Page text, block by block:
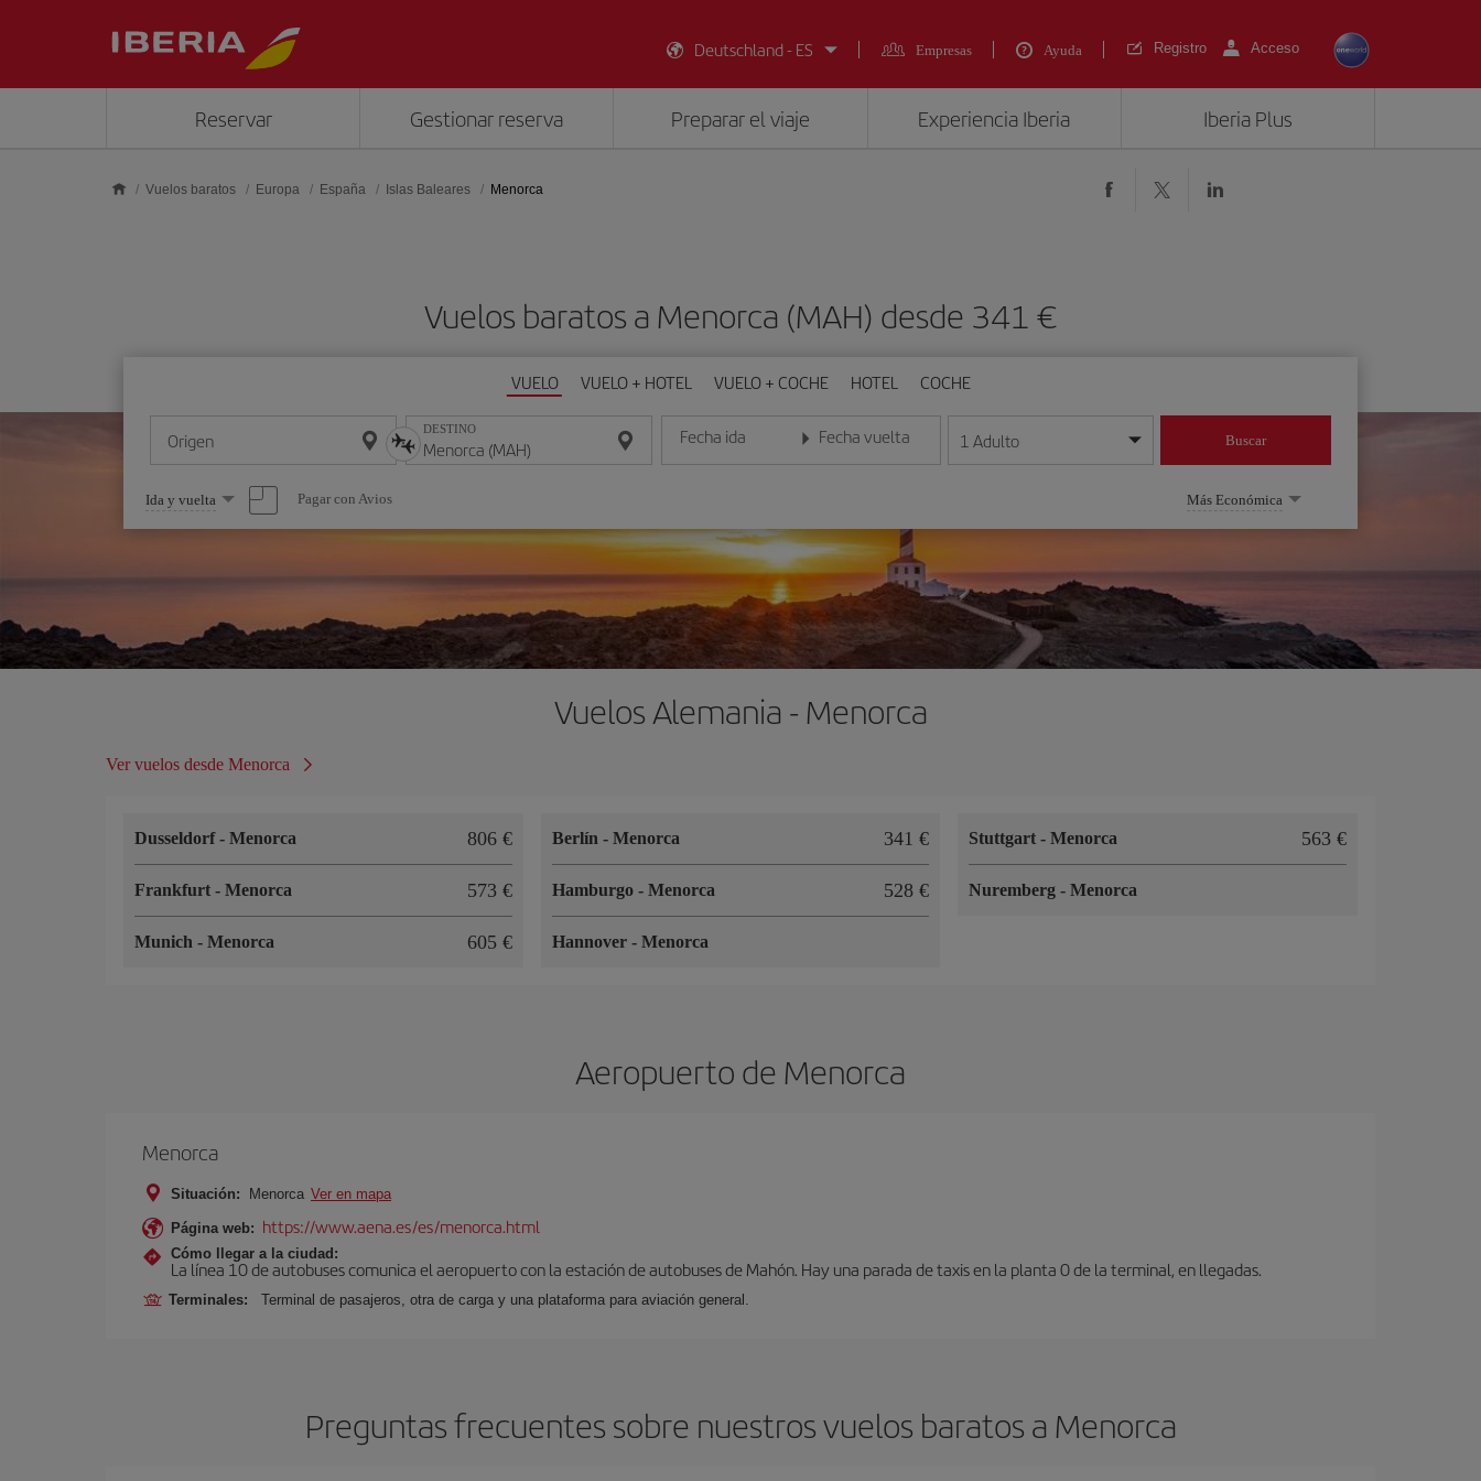
Deutschland - ES
Empresas Ayuda Registro Acceso
Reservar Gestionar reserva Preparar el viaje Experiencia Iberia Iberia Plus
Vuelos baratos Europa España Islas Baleares Menorca
Vuelos baratos a Menorca (MAH) desde 341 €
VUELO VUELO + HOTEL VUELO + COCHE HOTEL COCHE
Origen DESTINO Fecha ida
Introduce la fecha en formato día/mes/año
Fecha vuelta
Introduce la fecha en formato día/mes/año
1 Adulto Buscar
Seleccione
una
opción
Ida y vuelta Pagar con Avios Más Económica
Vuelos Alemania - Menorca
Ver vuelos desde Menorca
Dusseldorf- Menorca 806 €
Frankfurt - Menorca 573 €
Munich - Menorca 605 €
Berlín - Menorca 341 €
Hamburgo - Menorca 528 €
Hannover - Menorca
Stuttgart-Menorca 563 €
Nuremberg-Menorca
Aeropuerto de Menorca
Menorca
Situación: Menorca Ver en mapa
Página web: https://www.aena.es/es/menorca.html
Cómo llegar a la ciudad:
La línea 10 de autobuses comunica el aeropuerto con la estación de autobuses de Mahón. Hay una parada de taxis en la planta 0 de la terminal, en llegadas.
Terminales: Terminal de pasajeros, otra de carga y una plataforma para aviación general.
Preguntas frecuentes sobre nuestros vuelos baratos a Menorca